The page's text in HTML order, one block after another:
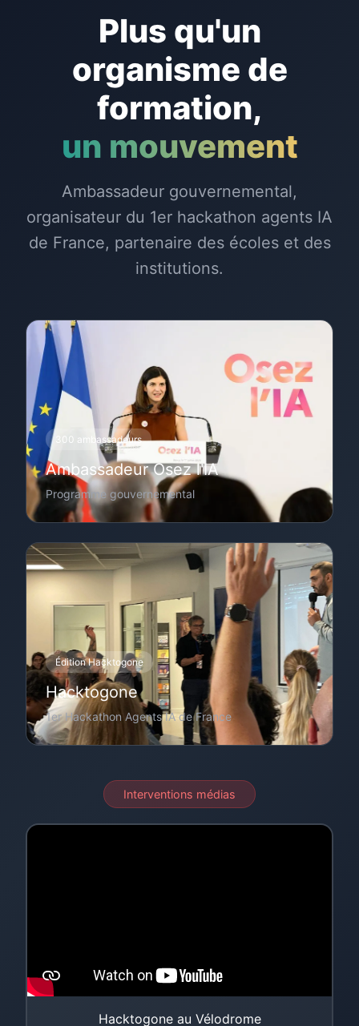
Plus qu'un
organisme de
formation,
un mouvement
Ambassadeur gouvernemental,
organisateur du 1er hackathon agents IA
de France, partenaire des écoles et des
institutions.
300 ambassadeurs
Ambassadeur Osez l'IA
Programme gouvernemental
Édition Hacktogone
Hacktogone
1er Hackathon Agents IA de France
Interventions médias
Hacktogone au Vélodrome